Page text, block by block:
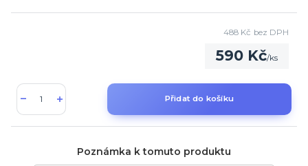
590 Kč/ks
488 Kč bez DPH
Přidat do košíku
Poznámka k tomuto produktu